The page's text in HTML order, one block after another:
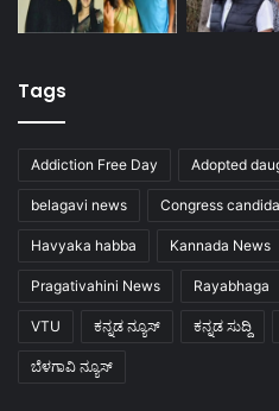
Tags
Addiction Free Day Adopted
belagavi news Congress
Havyaka habba Kannada News
Pragativahini News Rayabhaga
VTU ಕನ್ನಡ ನ್ಯೂಸ್ ಕನ್ನಡ ಸುದ್ದಿ
ಬೆಳಗಾವಿ ನ್ಯೂಸ್